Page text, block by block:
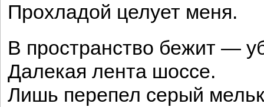
Прохладой целует меня.
В пространство бежит —
Далекая лента шоссе.
Лишь перепел серый